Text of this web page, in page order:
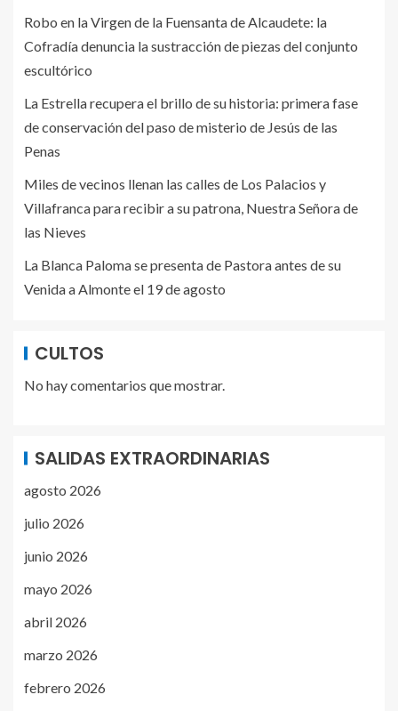
Robo en la Virgen de la Fuensanta de Alcaudete: la
Cofradía denuncia la sustracción de piezas del conjunto
escultórico
La Estrella recupera el brillo de su historia: primera fase
de conservación del paso de misterio de Jesús de las
Penas
Miles de vecinos llenan las calles de Los Palacios y
Villafranca para recibir a su patrona, Nuestra Señora de
las Nieves
La Blanca Paloma se presenta de Pastora antes de su
Venida a Almonte el 19 de agosto
CULTOS
No hay comentarios que mostrar.
SALIDAS EXTRAORDINARIAS
agosto 2026
julio 2026
junio 2026
mayo 2026
abril 2026
marzo 2026
febrero 2026